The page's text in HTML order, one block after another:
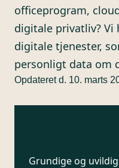
officeprogram,
digitale privatliv?
digitale tjenester,
personligt data om
Opdateret d. 10. marts
Grundige og